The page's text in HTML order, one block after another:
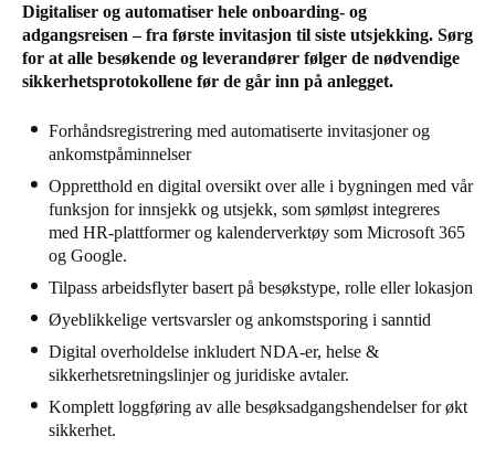
Digitaliser og automatiser hele onboarding- og
adgangsreisen – fra første invitasjon til siste utsjekking. Sørg
for at alle besøkende og leverandører følger de nødvendige
sikkerhetsprotokollene før de går inn på anlegget.
Forhåndsregistrering med automatiserte invitasjoner og
ankomstpåminnelser
Oppretthold en digital oversikt over alle i bygningen med vår
funksjon for innsjekk og utsjekk, som sømløst integreres
med HR-plattformer og kalenderverktøy som Microsoft 365
og Google.
Tilpass arbeidsflyter basert på besøkstype, rolle eller lokasjon
Øyeblikkelige vertsvarsler og ankomstsporing i sanntid
Digital overholdelse inkludert NDA-er, helse &
sikkerhetsretningslinjer og juridiske avtaler.
Komplett loggføring av alle besøksadgangshendelser for økt
sikkerhet.